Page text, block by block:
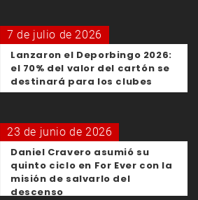
7 de julio de 2026
Lanzaron el Deporbingo 2026:
el 70% del valor del cartón se
destinará para los clubes
23 de junio de 2026
Daniel Cravero asumió su
quinto ciclo en For Ever con la
misión de salvarlo del
descenso